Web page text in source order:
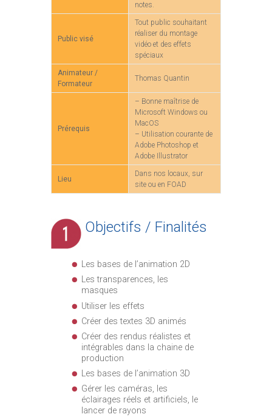
notes.
Public visé
Tout public souhaitant
réaliser du montage
vidéo et des effets
spéciaux
Animateur /
Formateur
Thomas Quantin
Prérequis
– Bonne maîtrise de
Microsoft Windows ou
MacOS
– Utilisation courante de
Adobe Photoshop et
Adobe Illustrator
Lieu
Dans nos locaux, sur
site ou en FOAD
Objectifs / Finalités
Les bases de l’animation 2D
Les transparences, les
masques
Utiliser les effets
Créer des textes 3D animés
Créer des rendus réalistes et
intégrables dans la chaine de
production
Les bases de l’animation 3D
Gérer les caméras, les
éclairages réels et artificiels, le
lancer de rayons